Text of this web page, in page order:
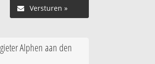
Versturen »
Alphen aan den